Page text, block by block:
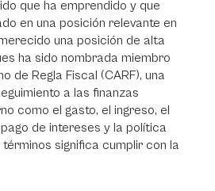
que ha emprendido y que
en una posición relevante en
una posición de alta
ha sido nombrada miembro
de Regla Fiscal (CARF), una
a las finanzas
como el gasto, el ingreso, el
de intereses y la política
significa cumplir con la